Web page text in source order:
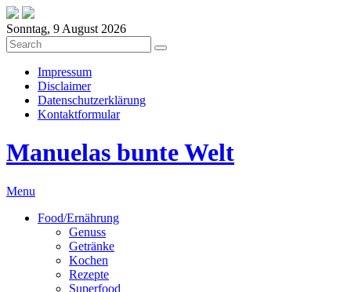
Sonntag, 9 August 2026
Impressum
Disclaimer
Datenschutzerklärung
Kontaktformular
Manuelas bunte Welt
Menu
Food/Ernährung
Genuss
Getränke
Kochen
Rezepte
Superfood